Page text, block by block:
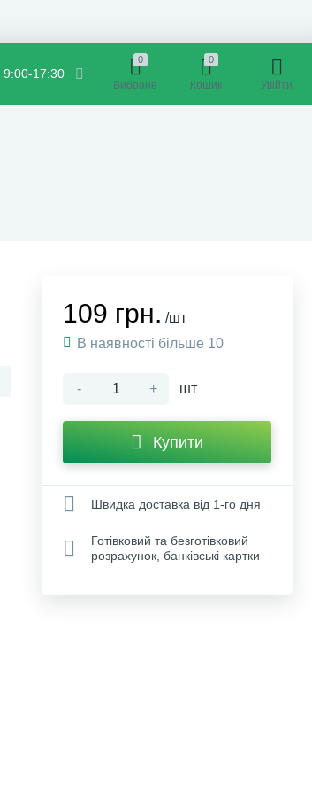
17:30
0
Вибране
0
Кошик Увійти
109 грн. /шт
В наявності більше 10
- + шт
Купити
Швидка доставка від 1-го дня
Готівковий та безготівковий
розрахунок, банківські картки